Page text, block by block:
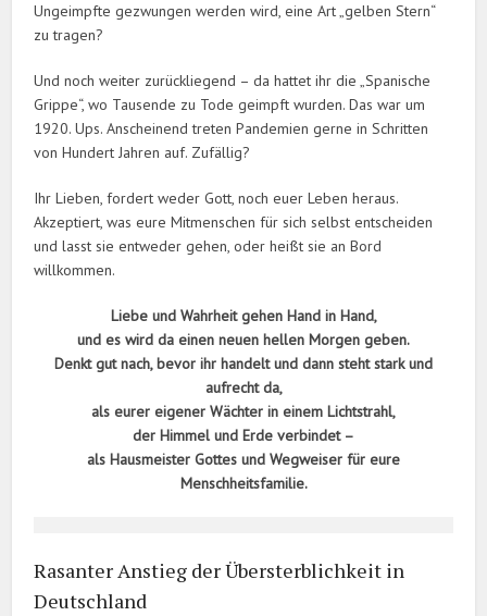
Ungeimpfte gezwungen werden wird, eine Art „gelben Stern“
zu tragen?
Und noch weiter zurückliegend – da hattet ihr die „Spanische
Grippe“, wo Tausende zu Tode geimpft wurden. Das war um
1920. Ups. Anscheinend treten Pandemien gerne in Schritten
von Hundert Jahren auf. Zufällig?
Ihr Lieben, fordert weder Gott, noch euer Leben heraus.
Akzeptiert, was eure Mitmenschen für sich selbst entscheiden
und lasst sie entweder gehen, oder heißt sie an Bord
willkommen.
Liebe und Wahrheit gehen Hand in Hand,
und es wird da einen neuen hellen Morgen geben.
Denkt gut nach, bevor ihr handelt und dann steht stark und
aufrecht da,
als eurer eigener Wächter in einem Lichtstrahl,
der Himmel und Erde verbindet –
als Hausmeister Gottes und Wegweiser für eure
Menschheitsfamilie.
Rasanter Anstieg der Übersterblichkeit in
Deutschland